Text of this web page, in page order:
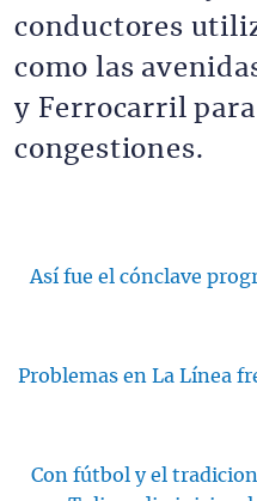
conductores
como las
y Ferrocarril
congestiones.
Así fue el cónclave
Problemas en La Línea
Con fútbol y el